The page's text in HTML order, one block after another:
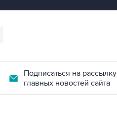
Подписаться на рассылку
главных новостей сайта